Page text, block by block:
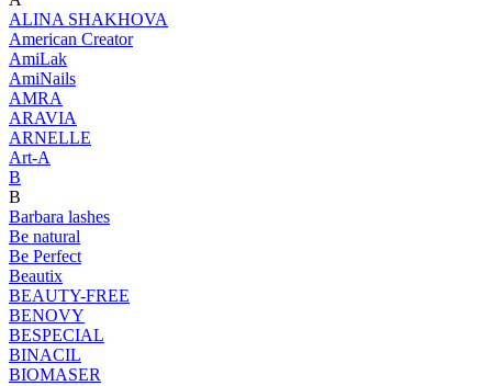
ALINA SHAKHOVA
American Creator
AmiLak
AmiNails
AMRA
ARAVIA
ARNELLE
Art-A
B
B
Barbara lashes
Be natural
Be Perfect
Beautix
BEAUTY-FREE
BENOVY
BESPECIAL
BINACIL
BIOMASER